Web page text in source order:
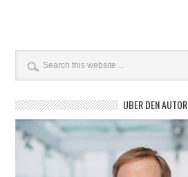
ÜBER DEN AUTOR